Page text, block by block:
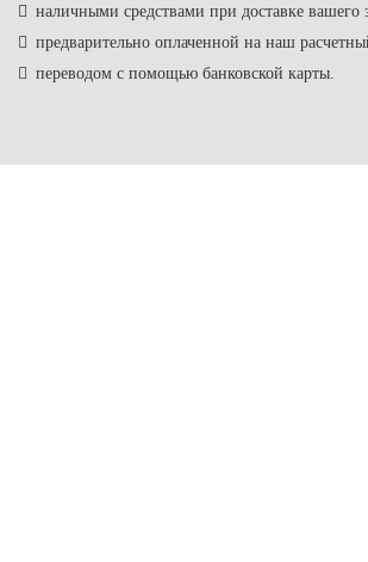
наличными средствами при доставке вашего
предварительно оплаченной на наш
переводом с помощью банковской карты.